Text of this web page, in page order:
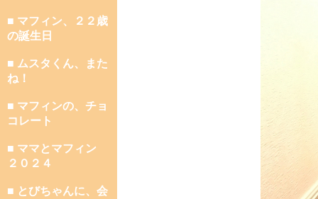
■ マフィン、２２歳
の誕生日
■ ムスタくん、また
ね！
■ マフィンの、チョ
コレート
■ ママとマフィン
２０２４
■ とびちゃんに、会